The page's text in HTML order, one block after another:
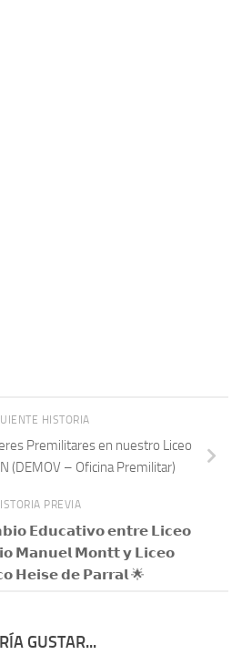
HISTORIA
Premilitares en nuestro Liceo
(DEMOV – Oficina Premilitar)
PREVIA
𝗘𝗱𝘂𝗰𝗮𝘁𝗶𝘃𝗼 𝗲𝗻𝘁𝗿𝗲 𝗟𝗶𝗰𝗲𝗼
𝗠𝗮𝗻𝘂𝗲𝗹 𝗠𝗼𝗻𝘁𝘁 𝘆 𝗟𝗶𝗰𝗲𝗼
𝗛𝗲𝗶𝘀𝗲 𝗱𝗲 𝗣𝗮𝗿𝗿𝗮𝗹 🌟
GUSTAR...